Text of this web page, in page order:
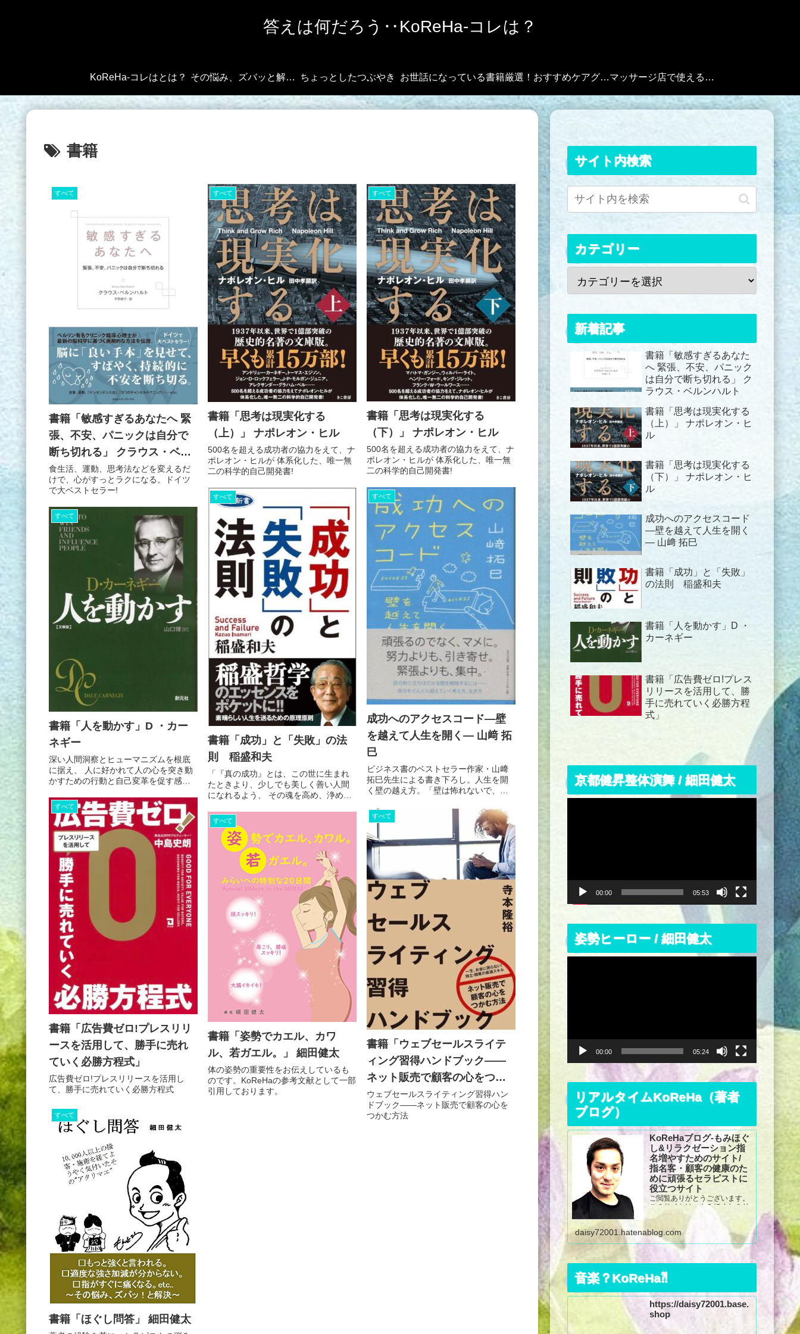
答えは何だろう‥KoReHa-コレは？
KoReHa-コレはとは？ その悩み、ズバッと解決！ ちょっとしたつぶやき お世話になっている書籍 厳選！おすすめケアグッズ マッサージ店で使えるフリー素材
書籍
すべて
書籍「敏感すぎるあなたへ 緊
張、不安、パニックは自分で
断ち切れる」 クラウス・ベル
ンハルト
食生活、運動、思考法などを変えるだ
けで、心がすっとラクになる。ドイツ
で大ベストセラー!
すべて
書籍「思考は現実化する
（上）」 ナポレオン・ヒル
500名を超える成功者の協力をえて、ナ
ポレオン・ヒルが 体系化した、唯一無
二の科学的自己開発書!
すべて
書籍「思考は現実化する
（下）」 ナポレオン・ヒル
500名を超える成功者の協力をえて、ナ
ポレオン・ヒルが 体系化した、唯一無
二の科学的自己開発書!
すべて
成功へのアクセスコード―壁
を越えて人生を開く― 山﨑 拓
巳
ビジネス書のベストセラー作家・山﨑
拓巳先生による書き下ろし。人生を開
く壁の越え方。「壁は怖れないで、面
が、得られます。
すべて
書籍「成功」と「失敗」の法
則 稲盛和夫
「『真の成功』とは、この世に生まれ
たときより、少しでも美しく善い人間
になれるよう、 その魂を高め、浄め、
ッセンスに満ちた本書をぜひお手元に
置いていただき、繰り返しひもといて
いただきたい
すべて
書籍「人を動かす」D ・カー
ネギー
深い人間洞察とヒューマニズムを根底
に据え、 人に好かれて人の心を突き動
かすための行動と自己変革を促す感動
すべて
書籍「広告費ゼロ!プレスリリ
ースを活用して、勝手に売れ
ていく必勝方程式」
広告費ゼロ!プレスリリースを活用し
て、勝手に売れていく必勝方程式
すべて
書籍「ウェブセールスライテ
ィング習得ハンドブック――
ネット販売で顧客の心をつか
む方法」
ウェブセールスライティング習得ハン
ドブック――ネット販売で顧客の心を
つかむ方法
すべて
書籍「姿勢でカエル、カワ
ル、若ガエル。」 細田健太
体の姿勢の重要性をお伝えしているも
のです。KoReHaの参考文献として一部
引用しております。
すべて
書籍「ほぐし問答」 細田健太
サイト内検索
カテゴリー
新着記事
書籍「敏感すぎるあなた
へ 緊張、不安、パニック
は自分で断ち切れる」 ク
ラウス・ベルンハルト
書籍「思考は現実化する
（上）」 ナポレオン・ヒ
ル
書籍「思考は現実化する
（下）」 ナポレオン・ヒ
ル
成功へのアクセスコード
―壁を越えて人生を開く
― 山﨑 拓巳
書籍「成功」と「失敗」
の法則 稲盛和夫
書籍「人を動かす」D ・
カーネギー
書籍「広告費ゼロ!プレス
リリースを活用して、勝
手に売れていく必勝方程
式」
京都健昇整体演舞 / 細田健太
ー
00:00 05:53
姿勢ヒーロー / 細田健太
ー
00:00 05:24
リアルタイムKoReHa（著者
ブログ）
KoReHaブログ-もみほぐ
し&リラクゼーション指
名増やすためのサイト/
指名客・顧客の健康のた
めに頑張るセラピストに
役立つサイト
ご閲覧ありがとうございます。
このサイトは、もみほぐし＆リ
ラクゼーションマッサージが上
手くなる方法、指名を増やす方
法が盛りだくさん☆その他、健
康増進のための姿勢指導法や運
動指導法も紹介しています。姿
田健太が、これま...
daisy72001.hatenablog.com
音楽？KoReHa⁈
https://daisy72001.base.
shop